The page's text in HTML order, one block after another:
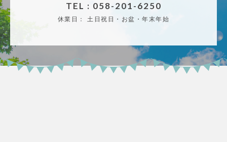
TEL : 058-201-6250
休業日： 土日祝日・お盆・年末年始